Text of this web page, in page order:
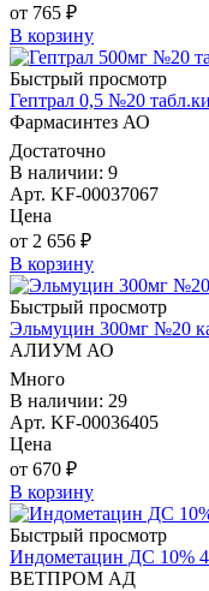
от 765 ₽
В корзину
Быстрый просмотр
Гептрал 0,5 №20
Фармасинтез АО
Достаточно
В наличии: 9
Арт. KF-00037067
Цена
от 2 656 ₽
В корзину
Быстрый просмотр
Эльмуцин 300мг №20
АЛИУМ АО
Много
В наличии: 29
Арт. KF-00036405
Цена
от 670 ₽
В корзину
Быстрый просмотр
Индометацин ДС 10%
ВЕТПРОМ АД